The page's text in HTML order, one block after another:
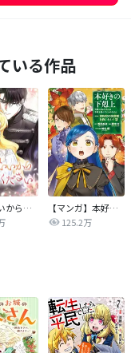
いる作品
後悔はいいから殺してください
【マンガ】本好きの下剋上 第四部
125.2万